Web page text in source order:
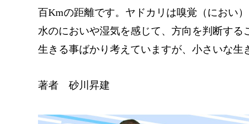
百Kmの距離です。ヤドカリは嗅覚（におい
水のにおいや湿気を感じて、方向を判断す
生きる事ばかり考えていますが、小さいな生
著者 砂川昇建